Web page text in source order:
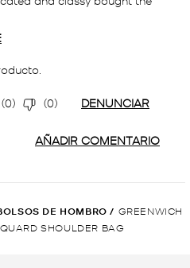
DE HOMBRO / GREENWICH
SHOULDER BAG